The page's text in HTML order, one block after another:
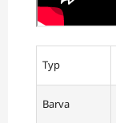
Typ
Barva